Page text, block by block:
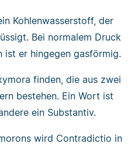
Kohlenwasserstoff, der
Bei normalem Druck
ist er hingegen gasförmig.
finden, die aus zwei
bestehen. Ein Wort ist
ein Substantiv.
wird Contradictio in